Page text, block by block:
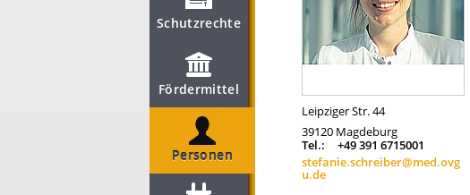
Schutzrechte
Fördermittel
Personen
Leipziger Str. 44
39120 Magdeburg
Tel.:
+49 391 6715001
stefanie.schreiber@med.ovg
u.de